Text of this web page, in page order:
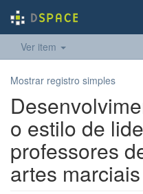
Ver item
Mostrar registro simples
o estilo de
professores
artes marciais